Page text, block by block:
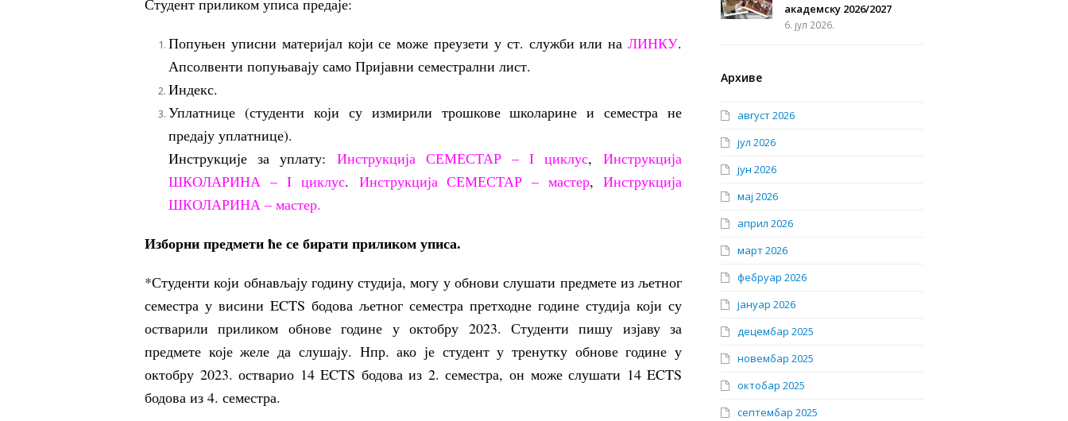
Студент приликом уписа предаје:
Попуњен уписни материјал који се може преузети у ст. служби или наЛИНКУ.
Апсолвенти попуњавају само Пријавни семестрални лист.
Индекс.
Уплатнице (студенти који су измирили трошкове школарине и семестра не
предају уплатнице).
Инструкције за уплату:Инструкција СЕМЕСТАР – I циклус,Инструкција
ШКОЛАРИНА –I циклус. Инструкција СЕМЕСТАР – мастер,Инструкција
ШКОЛАРИНА – мастер.
Изборни предмети ће се бирати приликом уписа.
*Студенти који обнављају годину студија, могу у обнови слушати предмете из љетног
семестра у висини ECTS бодова љетног семестра претходне године студија који су
остварили приликом обнове године у октобру 2023. Студенти пишу изјаву за
предмете које желе да слушају. Нпр. ако је студент у тренутку обнове године у
октобру 2023. остварио 14 ECTS бодова из 2. семестра, он може слушати 14 ECTS
бодова из 4. семестра.
академску 2026/2027
6. јул 2026.
Архиве
август 2026
јул 2026
јун 2026
мај 2026
април 2026
март 2026
фебруар 2026
јануар 2026
децембар 2025
новембар 2025
октобар 2025
септембар 2025